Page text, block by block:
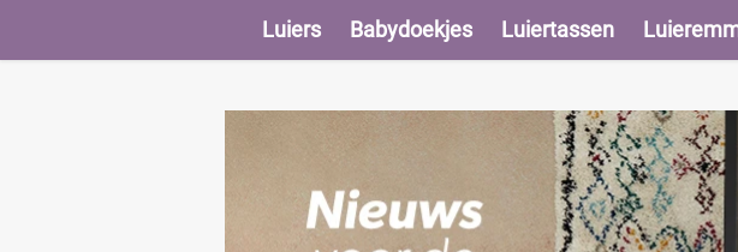
Luiers Babydoekjes Luiertassen